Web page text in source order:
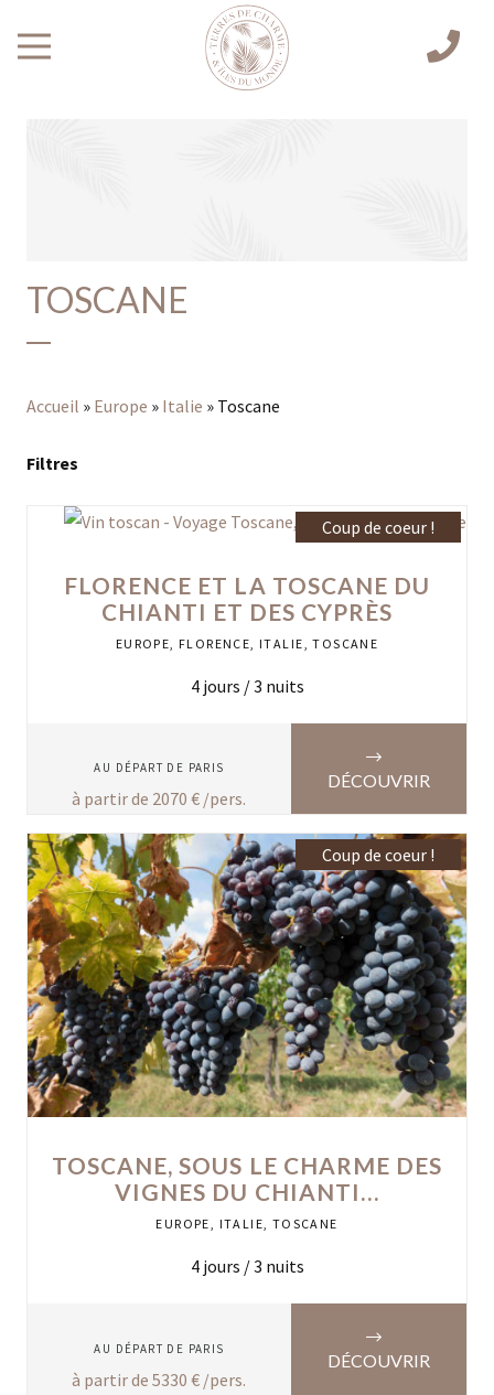
TOSCANE
Accueil » Europe » Italie » Toscane
Filtres
Coup de coeur !
FLORENCE ET LA TOSCANE DU
CHIANTI ET DES CYPRÈS
EUROPE FLORENCE ITALIE ,TOSCANE
4jours /3 nuits
AU DÉPART DE PARIS
à partir de 2070 € /pers.
DÉCOUVRIR
Coup de coeur !
TOSCANE, SOUS LE CHARME DES
VIGNES DU CHIANTI…
EUROPE, ITALIE, TOSCANE
4jours /3 nuits
AU DÉPART DE PARIS
à partir de5330 € /pers.
DÉCOUVRIR